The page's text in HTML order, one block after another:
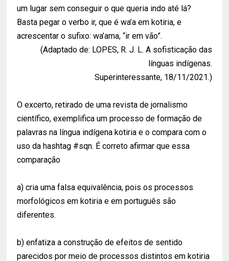
um lugar sem conseguir o que queria indo até lá?
Basta pegar o verbo ir, que é wa’a em kotiria, e
acrescentar o sufixo: wa’ama, “ir em vão”.
(Adaptado de: LOPES, R. J. L. A sofisticação das
línguas indígenas.
Superinteressante, 18/11/2021.)
O excerto, retirado de uma revista de jornalismo
científico, exemplifica um processo de formação de
palavras na língua indígena kotiria e o compara com o
uso da hashtag #sqn. É correto afirmar que essa
comparação
a) cria uma falsa equivalência, pois os processos
morfológicos em kotiria e em português são
diferentes.
b) enfatiza a construção de efeitos de sentido
parecidos por meio de processos distintos em kotiria